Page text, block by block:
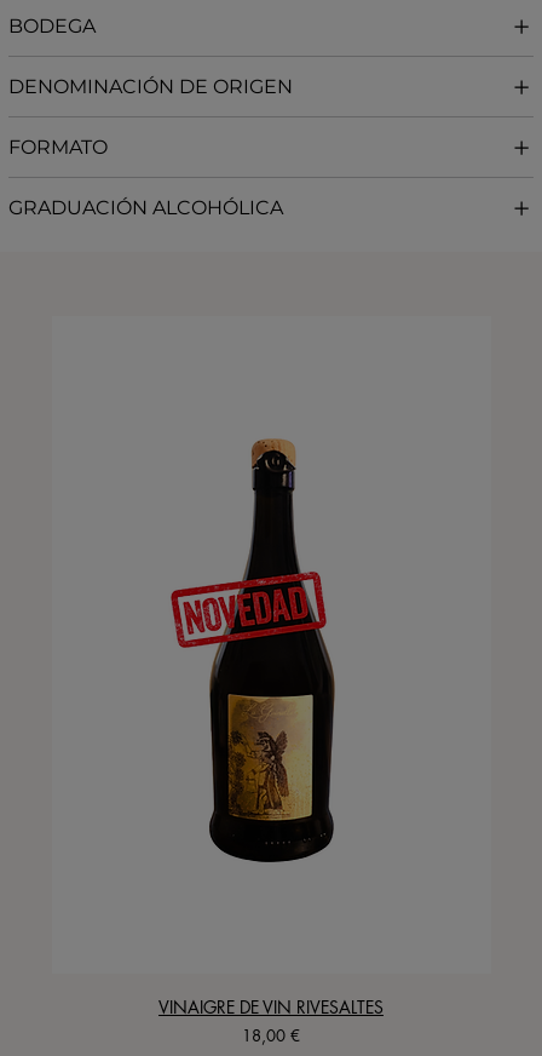
BODEGA
DENOMINACIÓN DE ORIGEN
FORMATO
GRADUACIÓN ALCOHÓLICA
VINAIGRE DE VIN RIVESALTES
Precio
18,00 €